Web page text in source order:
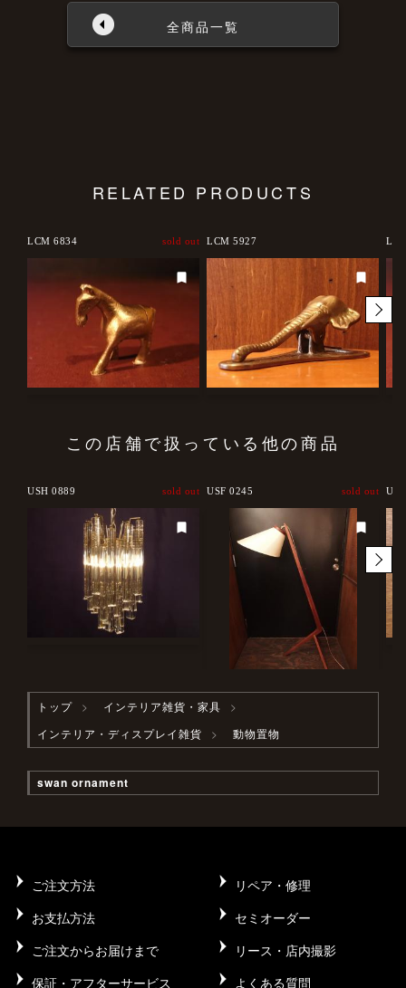
全商品一覧
RELATED PRODUCTS
LCM 6834 sold out LCM 5927
この店舗で扱っている他の商品
USH 0889 sold out USF 0245 sold out
トップ
インテリア雑貨・家具
インテリア・ディスプレイ雑貨
動物置物
swan ornament
ご注文方法
リペア・修理
お支払方法
セミオーダー
ご注文からお届けまで
リース・店内撮影
保証・アフターサービス
よくある質問